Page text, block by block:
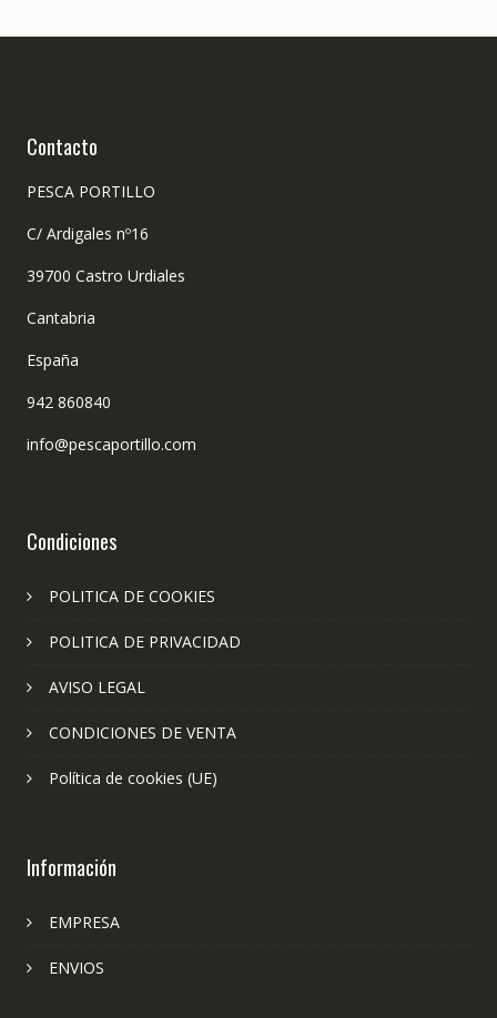
Contacto
PESCA PORTILLO
C/ Ardigales nº16
39700 Castro Urdiales
Cantabria
España
942 860840
info@pescaportillo.com
Condiciones
POLITICA DE COOKIES
POLITICA DE PRIVACIDAD
AVISO LEGAL
CONDICIONES DE VENTA
Política de cookies (UE)
Información
EMPRESA
ENVIOS